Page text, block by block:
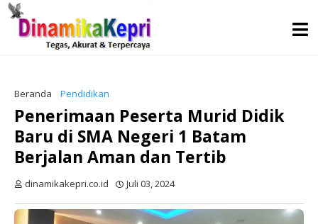
Beranda Pendidikan
Penerimaan Peserta Murid Didik
Baru di SMA Negeri 1 Batam
Berjalan Aman dan Tertib
dinamikakepri.co.id Juli 03, 2024